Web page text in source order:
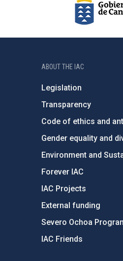
ABOUT THE IAC
Legislation
Transparency
Code of ethics and
Gender equality and
Environment and
Forever IAC
IAC Projects
External funding
Severo Ochoa
IAC Friends